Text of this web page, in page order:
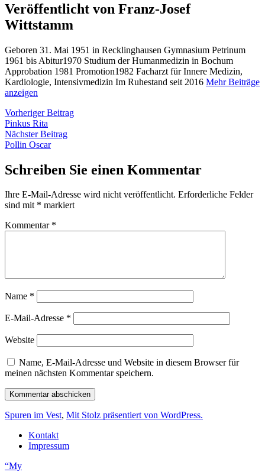
Veröffentlicht von Franz-Josef
Wittstamm
Geboren 31. Mai 1951 in Recklinghausen Gymnasium Petrinum
1961 bis Abitur1970 Studium der Humanmedizin in Bochum
Approbation 1981 Promotion1982 Facharzt für Innere Medizin,
Kardiologie, Intensivmedizin Im Ruhestand seit 2016 Mehr Beiträge
anzeigen
Beitragsnavigation
Vorheriger BeitragVorheriger
Pinkus Rita
Nächster BeitragNächster
Pollin Oscar
Schreiben Sie einen Kommentar
Ihre E-Mail-Adresse wird nicht veröffentlicht. Erforderliche Felder
sind mit * markiert
Kommentar *
Name *
E-Mail-Adresse *
Website
Name, E-Mail-Adresse und Website in diesem Browser für
meinen nächsten Kommentar speichern.
Spuren im Vest, Mit Stolz präsentiert von WordPress.
Kontakt
Impressum
“My